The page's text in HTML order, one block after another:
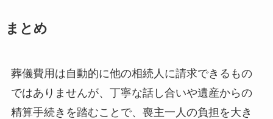
まとめ
葬儀費用は自動的に他の相続人に請求できるもの
ではありませんが、丁寧な話し合いや遺産からの
精算手続きを踏むことで、喪主一人の負担を大き